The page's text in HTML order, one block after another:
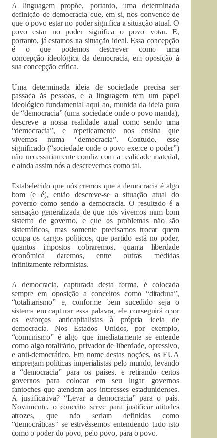
A linguagem propõe, portanto, uma determinada
definição de democracia que, em si, nos convence de
que o povo estar no poder significa a situação atual. O
povo estar no poder significa o povo votar. E,
portanto, já estamos na situação ideal. Essa concepção
é o que podemos descrever como uma
concepção ideológica da democracia, em oposição à
sua concepção crítica.
Uma determinada ideia de sociedade precisa ser
passada às pessoas, e a linguagem tem um papel
ideológico fundamental aqui ao, munida da ideia pura
de “democracia” (uma sociedade onde o povo manda),
descreve a nossa realidade atual como sendo uma
“democracia”, e repetidamente nos ensina que
vivemos numa “democracia”. Contudo, esse
significado (“sociedade onde o povo exerce o poder”)
não necessariamente condiz com a realidade material,
e ainda assim nós a descrevemos como tal.
Estabelecido que nós cremos que a democracia é algo
bom (e é), então descreve-se a situação atual do
governo como sendo a democracia. O resultado é a
sensação generalizada de que nós vivemos num bom
sistema de governo, e que os problemas não são
sistemáticos, mas somente precisamos trocar quem
ocupa os cargos políticos, que partido está no poder,
quantos impostos cobraremos, quanta liberdade
econômica daremos, entre outras medidas
infinitamente reformistas.
A democracia, capturada desta forma, é colocada
sempre em oposição a conceitos como “ditadura”,
“totalitarismo” e, conforme bem sucedido seja o
sistema em capturar essa palavra, ele conseguirá opor
os esforços anticapitalistas à própria ideia de
democracia. Nos Estados Unidos, por exemplo,
“comunismo” é algo que imediatamente se entende
como algo totalitário, privador de liberdade, opressivo,
e anti-democrático. Em nome destas noções, os EUA
empregam políticas imperialistas pelo mundo, levando
a “democracia” para os países, e retirando certos
governos para colocar em seu lugar governos
fantoches que atendem aos interesses estadunidenses.
A justificativa? “Levar a democracia” para o país.
Novamente, o conceito serve para justificar atitudes
atrozes, que não seriam definidas como
“democráticas” se estivéssemos entendendo tudo isto
como o poder do povo, pelo povo, para o povo.